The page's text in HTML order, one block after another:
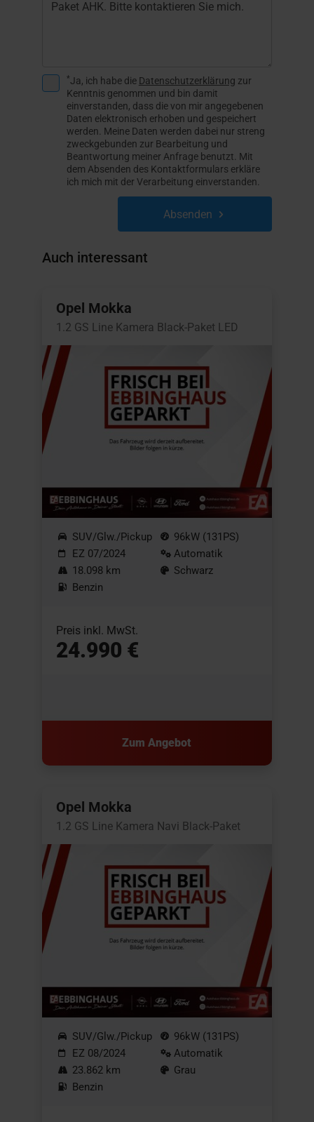
*Ja, ich habe die Datenschutzerklärung zur
Kenntnis genommen und bin damit
einverstanden, dass die von mir angegebenen
Daten elektronisch erhoben und gespeichert
werden. Meine Daten werden dabei nur streng
zweckgebunden zur Bearbeitung und
Beantwortung meiner Anfrage benutzt. Mit
dem Absenden des Kontaktformulars erkläre
ich mich mit der Verarbeitung einverstanden.
Absenden
Auch interessant
Opel Mokka
1.2 GS Line Kamera Black-Paket LED
SUV/Glw./Pickup
EZ 07/2024
18.098 km
Benzin
96kW (131PS)
Automatik
Schwarz
Preis inkl. MwSt.
24.990 €
Zum Angebot
Opel Mokka
1.2 GS Line Kamera Navi Black-Paket
SUV/Glw./Pickup
EZ 08/2024
23.862 km
Benzin
96kW (131PS)
Automatik
Grau